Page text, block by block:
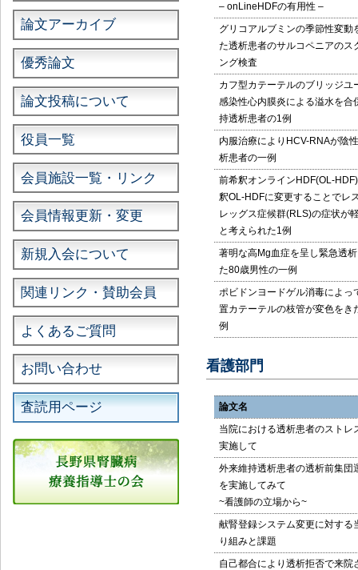
– onLineHDFの有用性 –
グリコアルブミンの季節性変動
た透析患者のサルコペニアのス
ング検査
カフ型カテーテルのブリッジユ
感染性心内膜炎による溢水を合
持透析患者の1例
内服治療によりHCV-RNAが陰
析患者の一例
前希釈オンラインHDF(OL-
釈OL-HDFに変更することでレ
レッグス症候群(RLS)の症状が
と考えられた1例
著明な高Mg血症を呈し緊急透
た80歳男性の一例
ポビドンヨードゲル消毒によっ
置カテーテルの枝管が変色をき
例
看護部門
論文名
当院における透析患者のストレ
実施して
外来維持透析患者の透析前集団
を実施してみて
~看護師の立場から~
献腎登録システム変更に対する
り組みと課題
自己都合により透析拒否で来院
論文アーカイブ
優秀論文
論文投稿について
役員一覧
会員施設一覧・リンク
会員情報更新・変更
新規入会について
関連リンク・賛助会員
よくあるご質問
お問い合わせ
査読用ページ